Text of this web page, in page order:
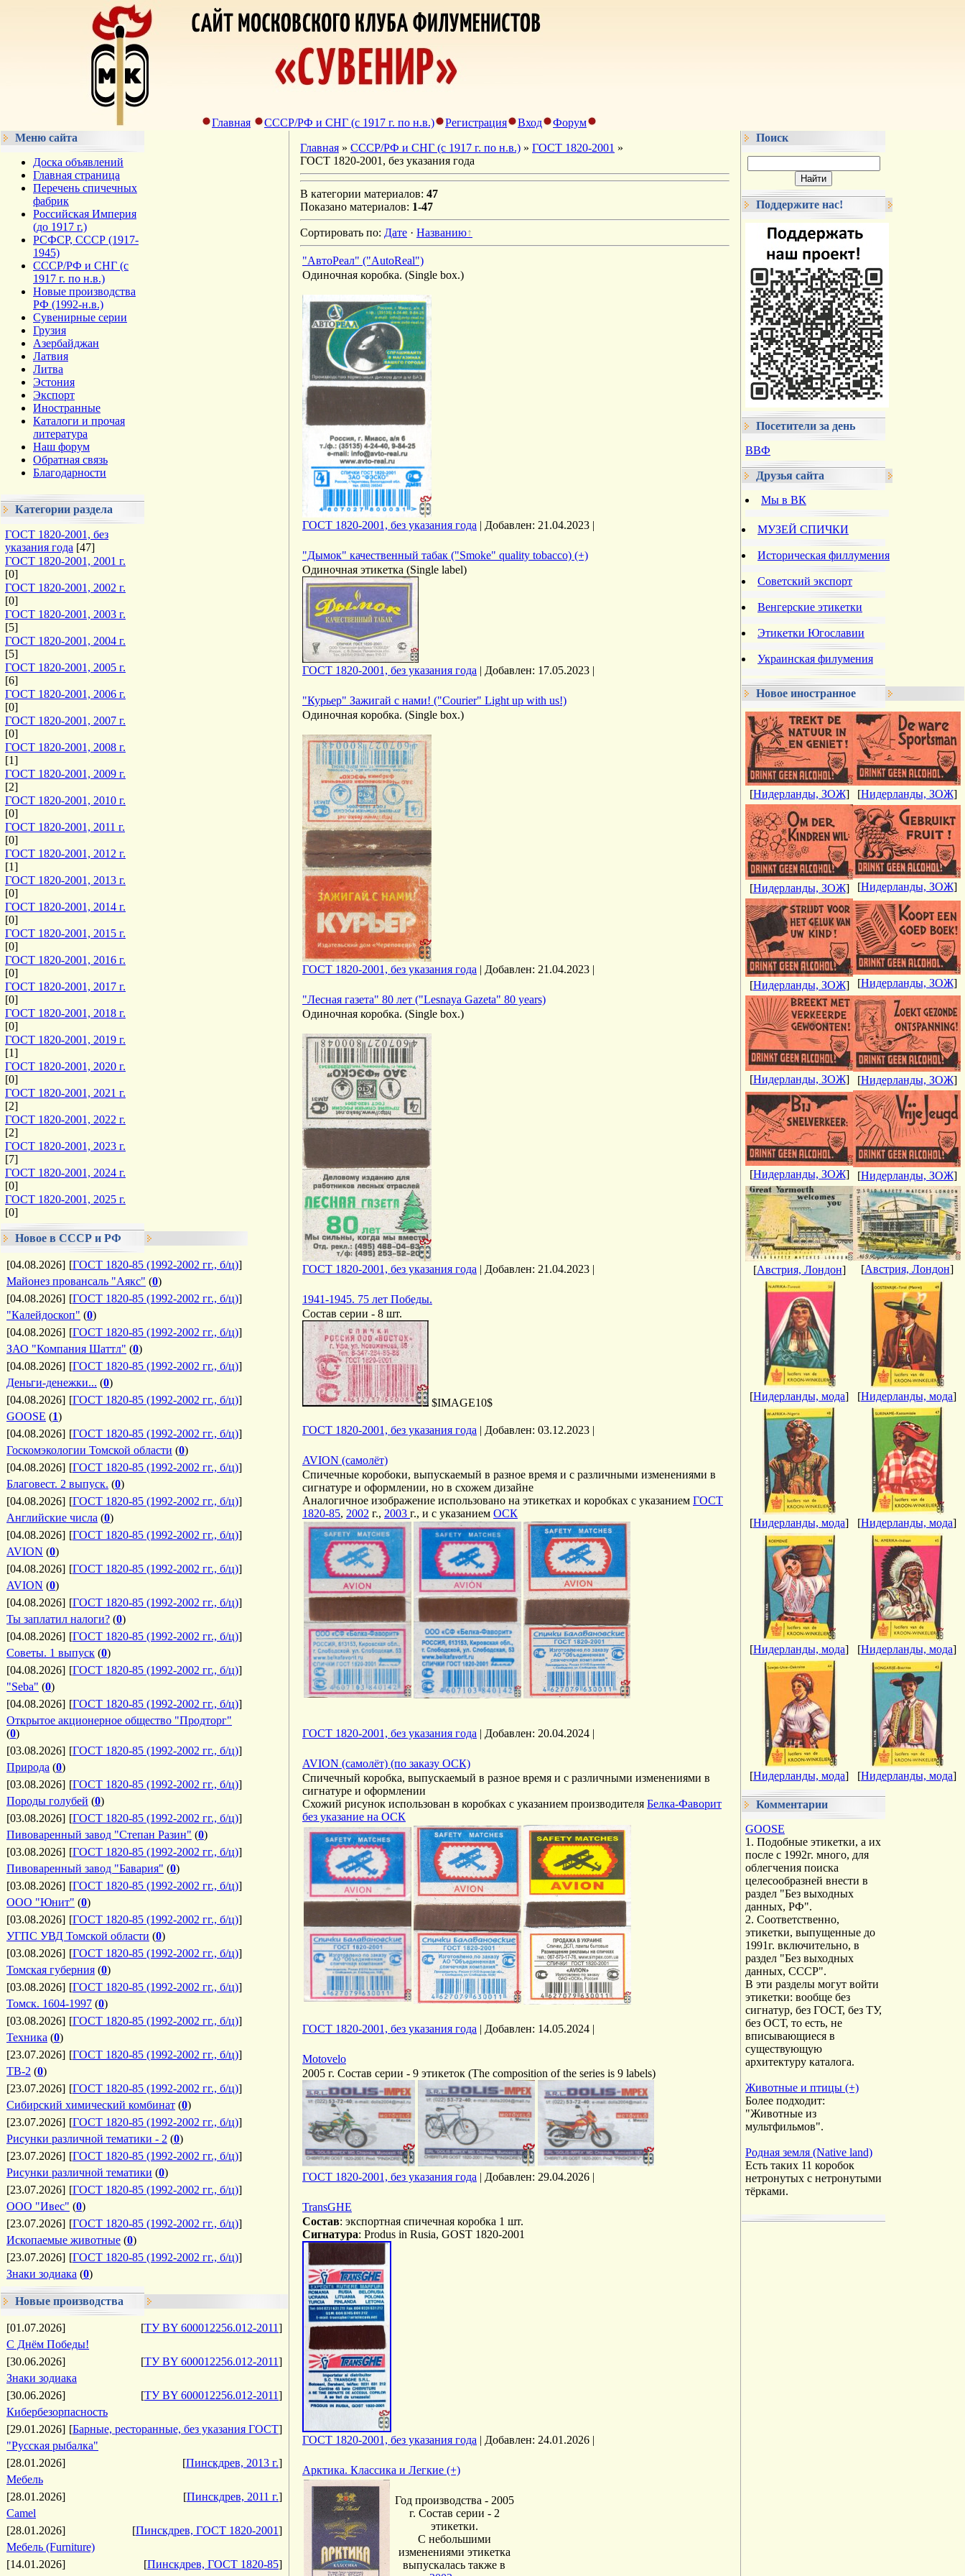
Главная СССР/РФ и СНГ (с 1917 г. по н.в.) Регистрация Вход
Форум
Меню сайта
Доска объявлений
Главная страница
Перечень спичечных
фабрик
Российская Империя
(до 1917 г.)
РСФСР, СССР (1917-
1945)
СССР/РФ и СНГ (с
1917 г. по н.в.)
Новые производства
РФ (1992-н.в.)
Сувенирные серии
Грузия
Азербайджан
Латвия
Литва
Эстония
Экспорт
Иностранные
Каталоги и прочая
литература
Наш форум
Обратная связь
Благодарности
Категории раздела
ГОСТ 1820-2001, без
указания года [47]
ГОСТ 1820-2001, 2001 г.
[0]
ГОСТ 1820-2001, 2002 г.
[0]
ГОСТ 1820-2001, 2003 г.
[5]
ГОСТ 1820-2001, 2004 г.
[5]
ГОСТ 1820-2001, 2005 г.
[6]
ГОСТ 1820-2001, 2006 г.
[0]
ГОСТ 1820-2001, 2007 г.
[0]
ГОСТ 1820-2001, 2008 г.
[1]
ГОСТ 1820-2001, 2009 г.
[2]
ГОСТ 1820-2001, 2010 г.
[0]
ГОСТ 1820-2001, 2011 г.
[0]
ГОСТ 1820-2001, 2012 г.
[1]
ГОСТ 1820-2001, 2013 г.
[0]
ГОСТ 1820-2001, 2014 г.
[0]
ГОСТ 1820-2001, 2015 г.
[0]
ГОСТ 1820-2001, 2016 г.
[0]
ГОСТ 1820-2001, 2017 г.
[0]
ГОСТ 1820-2001, 2018 г.
[0]
ГОСТ 1820-2001, 2019 г.
[1]
ГОСТ 1820-2001, 2020 г.
[0]
ГОСТ 1820-2001, 2021 г.
[2]
ГОСТ 1820-2001, 2022 г.
[2]
ГОСТ 1820-2001, 2023 г.
[7]
ГОСТ 1820-2001, 2024 г.
[0]
ГОСТ 1820-2001, 2025 г.
[0]
Новое в СССР и РФ
[04.08.2026] [ГОСТ 1820-85 (1992-2002 гг., б/ц)]
Майонез провансаль "Аякс" (0)
[04.08.2026] [ГОСТ 1820-85 (1992-2002 гг., б/ц)]
"Калейдоскоп" (0)
[04.08.2026] [ГОСТ 1820-85 (1992-2002 гг., б/ц)]
ЗАО "Компания Шаттл" (0)
[04.08.2026] [ГОСТ 1820-85 (1992-2002 гг., б/ц)]
Деньги-денежки... (0)
[04.08.2026] [ГОСТ 1820-85 (1992-2002 гг., б/ц)]
GOOSE (1)
[04.08.2026] [ГОСТ 1820-85 (1992-2002 гг., б/ц)]
Госкомэкологии Томской области (0)
[04.08.2026] [ГОСТ 1820-85 (1992-2002 гг., б/ц)]
Благовест. 2 выпуск. (0)
[04.08.2026] [ГОСТ 1820-85 (1992-2002 гг., б/ц)]
Английские числа (0)
[04.08.2026] [ГОСТ 1820-85 (1992-2002 гг., б/ц)]
AVION (0)
[04.08.2026] [ГОСТ 1820-85 (1992-2002 гг., б/ц)]
AVION (0)
[04.08.2026] [ГОСТ 1820-85 (1992-2002 гг., б/ц)]
Ты заплатил налоги? (0)
[04.08.2026] [ГОСТ 1820-85 (1992-2002 гг., б/ц)]
Советы. 1 выпуск (0)
[04.08.2026] [ГОСТ 1820-85 (1992-2002 гг., б/ц)]
"Seba" (0)
[04.08.2026] [ГОСТ 1820-85 (1992-2002 гг., б/ц)]
Открытое акционерное общество "Продторг"
(0)
[03.08.2026] [ГОСТ 1820-85 (1992-2002 гг., б/ц)]
Природа (0)
[03.08.2026] [ГОСТ 1820-85 (1992-2002 гг., б/ц)]
Породы голубей (0)
[03.08.2026] [ГОСТ 1820-85 (1992-2002 гг., б/ц)]
Пивоваренный завод "Степан Разин" (0)
[03.08.2026] [ГОСТ 1820-85 (1992-2002 гг., б/ц)]
Пивоваренный завод "Бавария" (0)
[03.08.2026] [ГОСТ 1820-85 (1992-2002 гг., б/ц)]
ООО "Юнит" (0)
[03.08.2026] [ГОСТ 1820-85 (1992-2002 гг., б/ц)]
УГПС УВД Томской области (0)
[03.08.2026] [ГОСТ 1820-85 (1992-2002 гг., б/ц)]
Томская губерния (0)
[03.08.2026] [ГОСТ 1820-85 (1992-2002 гг., б/ц)]
Томск. 1604-1997 (0)
[03.08.2026] [ГОСТ 1820-85 (1992-2002 гг., б/ц)]
Техника (0)
[23.07.2026] [ГОСТ 1820-85 (1992-2002 гг., б/ц)]
ТВ-2 (0)
[23.07.2026] [ГОСТ 1820-85 (1992-2002 гг., б/ц)]
Сибирский химический комбинат (0)
[23.07.2026] [ГОСТ 1820-85 (1992-2002 гг., б/ц)]
Рисунки различной тематики - 2 (0)
[23.07.2026] [ГОСТ 1820-85 (1992-2002 гг., б/ц)]
Рисунки различной тематики (0)
[23.07.2026] [ГОСТ 1820-85 (1992-2002 гг., б/ц)]
ООО "Ивес" (0)
[23.07.2026] [ГОСТ 1820-85 (1992-2002 гг., б/ц)]
Ископаемые животные (0)
[23.07.2026] [ГОСТ 1820-85 (1992-2002 гг., б/ц)]
Знаки зодиака (0)
Новые производства
[01.07.2026] [ТУ BY 600012256.012-2011]
С Днём Победы!
[30.06.2026]
[ТУ BY 600012256.012-2011]
Знаки зодиака
[30.06.2026]
[ТУ BY 600012256.012-2011]
Кибербезорпасность
[29.01.2026] [Барные, ресторанные, без указания ГОСТ]
"Русская рыбалка"
[28.01.2026]
[Пинскдрев, 2013 г.]
Мебель
[28.01.2026]
[Пинскдрев, 2011 г.]
Camel
[28.01.2026]
[Пинскдрев, ГОСТ 1820-2001]
Мебель (Furniture)
[14.01.2026]
[Пинскдрев, ГОСТ 1820-85]
Главная » СССР/РФ и СНГ (с 1917 г. по н.в.) » ГОСТ 1820-2001 »
ГОСТ 1820-2001, без указания года
В категории материалов: 47
Показано материалов: 1-47
Сортировать по: Дате · Названию
"АвтоРеал" ("AutoReal")
Одиночная коробка. (Single box.)
ГОСТ 1820-2001, без указания года | Добавлен: 21.04.2023 |
"Дымок" качественный табак ("Smoke" quality tobacco) (+)
Одиночная этикетка (Single label)
ГОСТ 1820-2001, без указания года | Добавлен: 17.05.2023 |
"Курьер" Зажигай с нами! ("Courier" Light up with us!)
Одиночная коробка. (Single box.)
ГОСТ 1820-2001, без указания года | Добавлен: 21.04.2023 |
"Лесная газета" 80 лет ("Lesnaya Gazeta" 80 years)
Одиночная коробка. (Single box.)
ГОСТ 1820-2001, без указания года | Добавлен: 21.04.2023 |
1941-1945. 75 лет Победы.
Состав серии - 8 шт.
$IMAGE10$
ГОСТ 1820-2001, без указания года | Добавлен: 03.12.2023 |
AVION (самолёт)
Спичечные коробоки, выпускаемый в разное время и с различными изменениями в
сигнатуре и оформлении, но в схожем дизайне
Аналогичное изображение использовано на этикетках и коробках с указанием ГОСТ
1820-85, 2002 г., 2003 г., и с указанием ОСК
ГОСТ 1820-2001, без указания года | Добавлен: 20.04.2024 |
AVION (самолёт) (по заказу ОСК)
Спичечный коробка, выпускаемый в разное время и с различными изменениями в
сигнатуре и оформлении
Схожий рисунок использован в коробках с указанием производителя Белка-Фаворит
без указание на ОСК
ГОСТ 1820-2001, без указания года | Добавлен: 14.05.2024 |
Motovelo
2005 г. Состав серии - 9 этикеток (The composition of the series is 9 labels)
ГОСТ 1820-2001, без указания года | Добавлен: 29.04.2026 |
TransGHE
Состав: экспортная спичечная коробка 1 шт.
Сигнатура: Produs in Rusia, GOST 1820-2001
ГОСТ 1820-2001, без указания года | Добавлен: 24.01.2026 |
Арктика. Классика и Легкие (+)
Год производства - 2005
г. Состав серии - 2
этикетки.
С небольшими
изменениями этикетка
выпускалась также в
Поиск
Поддержите нас!
Посетители за день
ВВФ
Друзья сайта
Мы в ВК
МУЗЕЙ СПИЧКИ
Историческая филлумения
Советский экспорт
Венгерские этикетки
Этикетки Югославии
Украинская филумения
Новое иностранное
[Нидерланды, ЗОЖ] [Нидерланды, ЗОЖ]
[Нидерланды, ЗОЖ] [Нидерланды, ЗОЖ]
[Нидерланды, ЗОЖ] [Нидерланды, ЗОЖ]
[Нидерланды, ЗОЖ] [Нидерланды, ЗОЖ]
[Нидерланды, ЗОЖ] [Нидерланды, ЗОЖ]
[Австрия, Лондон] [Австрия, Лондон]
[Нидерланды, мода] [Нидерланды, мода]
[Нидерланды, мода] [Нидерланды, мода]
[Нидерланды, мода] [Нидерланды, мода]
[Нидерланды, мода] [Нидерланды, мода]
Комментарии
GOOSE
1. Подобные этикетки, а их
после с 1992г. много, для
облегчения поиска
целесообразней внести в
раздел "Без выходных
данных, РФ".
2. Соответственно,
этикетки, выпущенные до
1991г. включительно, в
раздел "Без выходных
данных, СССР".
В эти разделы могут войти
этикетки: вообще без
сигнатур, без ГОСТ, без ТУ,
без ОСТ, то есть, не
вписывающиеся в
существующую
архитектуру каталога.
Животные и птицы (+)
Более подходит:
"Животные из
мультфильмов".
Родная земля (Native land)
Есть таких 11 коробок
нетронутых с нетронутыми
тёрками.